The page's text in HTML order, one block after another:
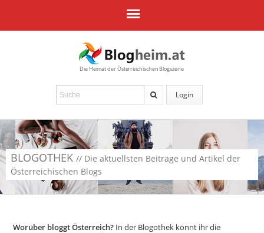
Die Heimat der Österreichischen Blogszene
Login
BLOGOTHEK // Die aktuellsten Beiträge und Artikel der
Österreichischen Blogs
Worüber bloggt Österreich? In der Blogothek könnt ihr die